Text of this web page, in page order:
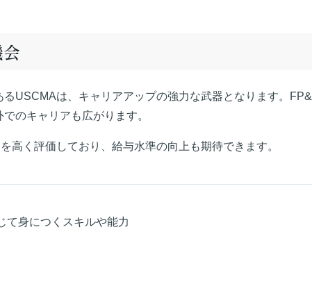
USCMAは、キャリアアップの強力な武器となります。
のキャリアも広がります。
高く評価しており、給与水準の向上も期待できます。
て身につくスキルや能力